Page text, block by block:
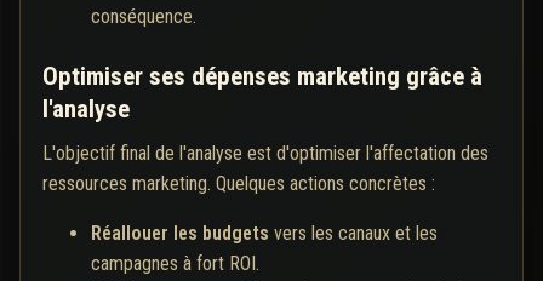
conséquence.
Optimiser ses dépenses marketing grâce à
l'analyse
L'objectif final de l'analyse est d'optimiser l'affectation des
ressources marketing. Quelques actions concrètes :
Réallouer les budgets vers les canaux et les
campagnes à fort ROI.